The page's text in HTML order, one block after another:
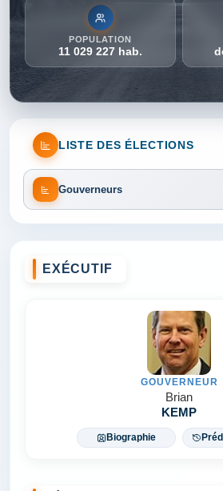
POPULATION
11 029 227 hab.
LISTE DES ÉLECTIONS
Gouverneurs
EXÉCUTIF
GOUVERNEUR
Brian
KEMP
Biographie